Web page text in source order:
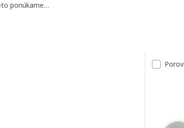
ponúkame
budú vaše